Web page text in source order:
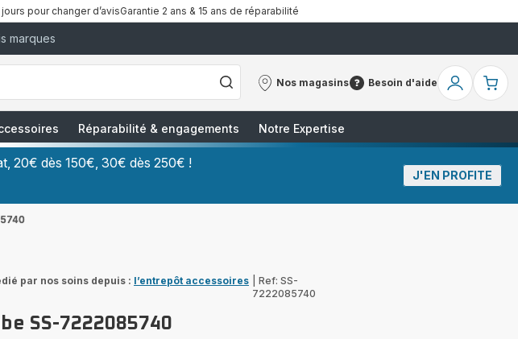
pour changer d’avisGarantie 2 ans & 15 ans de réparabilité
marques
Nos magasins
Nos
Besoin d'aide
Besoin
Mon
Réparabilité & engagements Notre Expertise
20€ dès 150€, 30€ dès 250€ !
J'EN PROFITE
par nos soins depuis : l’entrepôt accessoires
Ref: SS-
7222085740
SS-7222085740